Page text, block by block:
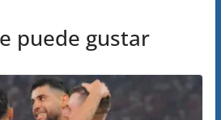
puede gustar